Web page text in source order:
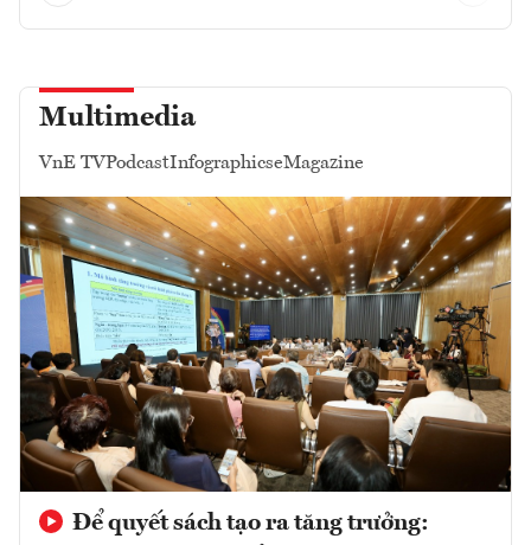
Multimedia
VnE TVPodcastInfographicseMagazine
Để quyết sách tạo ra tăng trưởng: